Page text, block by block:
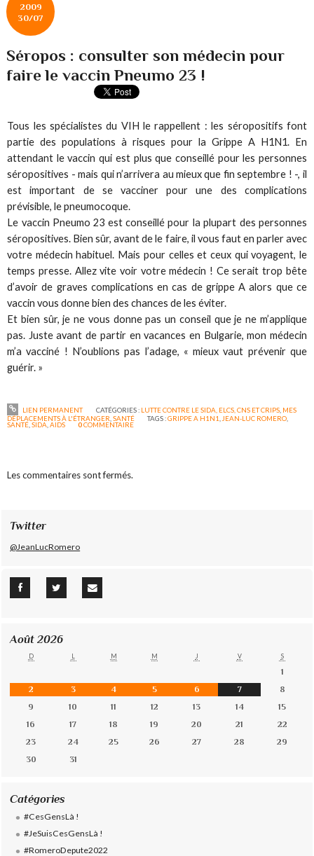
2009
30/07
Séropos : consulter son médecin pour
faire le vaccin Pneumo 23 !
Tous les spécialistes du VIH le rappellent : les séropositifs font
partie des populations à risques pour la Grippe A H1N1. En
attendant le vaccin qui est plus que conseillé pour les personnes
séropositives - mais qui n’arrivera au mieux que fin septembre ! -, il
est important de se vacciner pour une des complications
prévisible, le pneumocoque.
Le vaccin Pneumo 23 est conseillé pour la plupart des personnes
séropositives. Bien sûr, avant de le faire, il vous faut en parler avec
votre médecin habituel. Mais pour celles et ceux qui voyagent, le
temps presse. Allez vite voir votre médecin ! Ce serait trop bête
d’avoir de graves complications en cas de grippe A alors que ce
vaccin vous donne bien des chances de les éviter.
Et bien sûr, je ne vous donne pas un conseil que je ne m’applique
pas. Juste avant de partir en vacances en Bulgarie, mon médecin
m’a vacciné ! N’oublions pas l’adage, « mieux vaut prévenir que
guérir. »
LIEN PERMANENT CATÉGORIES : LUTTE CONTRE LE SIDA, ELCS, CNS ET CRIPS, MES
DÉPLACEMENTS À L'ÉTRANGER ,SANTÉ TAGS :GRIPPE A H1N1 JEAN-LUC ROMERO
SANTÉ ,SIDA ,AIDS 0COMMENTAIRE
Les commentaires sont fermés.
Twitter
@JeanLucRomero
Août 2026
D L M M J V S
1
2
3 4 5 6 7
8
9
10 11 12 13 14
15
16
17 18 19 20 21
22
23
24 25 26 27 28
29
30
31
Catégories
#CesGensLà !
#JeSuisCesGensLà !
#RomeroDepute2022